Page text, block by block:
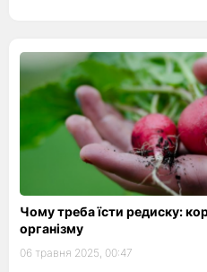
Чому треба їсти редиску:
організму
06 травня 2025, 00:47